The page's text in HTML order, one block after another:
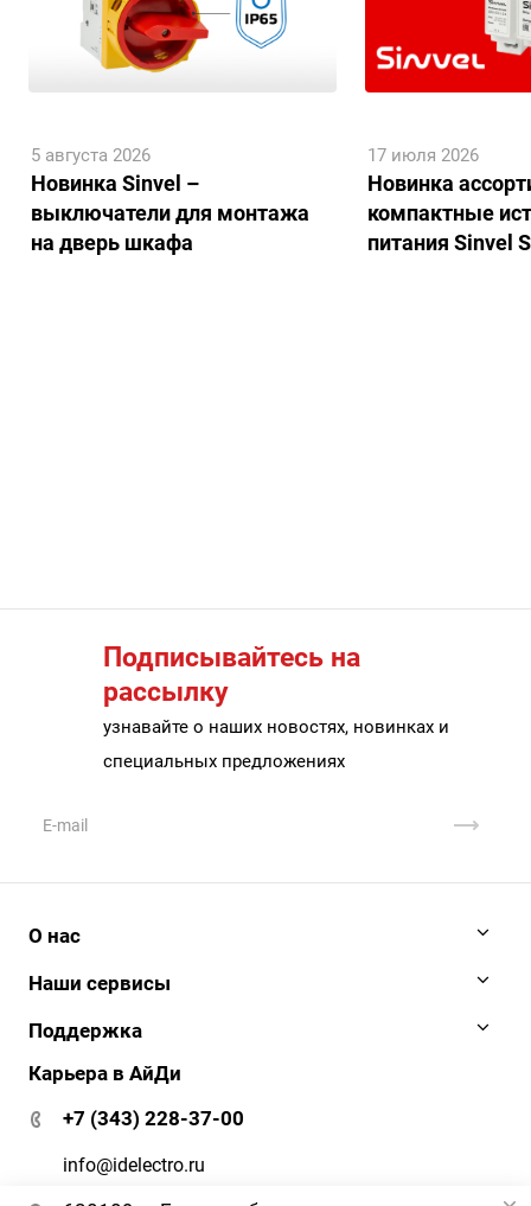
Новинка Sinvel –
выключатели для монтажа
на дверь шкафа
5 августа 2026
Новинка
компактные
питания Sinvel
17 июля 2026
Подписывайтесь на
рассылку
узнавайте о наших новостях, новинках и
специальных предложениях
О нас
История
Сертификаты
АйДи-тур
Реквизиты
Наши сервисы
АйДи бизнес
АйДи-тур
ЭДО
Поддержка
Документация и ПО
Гарантия и сервис
Карьера в АйДи
+7 (343) 228-37-00
info@idelectro.ru